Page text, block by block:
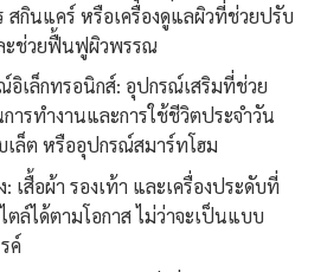
กินแคร์ หรือเครื่องดูแลผิวที่ช่วยปรับ
ะช่วยฟื้นฟูผิวพรรณ
อิเล็กทรอนิกส์: อุปกรณ์เสริมที่ช่วย
ารทำงานและการใช้ชีวิตประจำวัน
ล็ต หรืออุปกรณ์สมาร์ทโฮม
สื้อผ้า รองเท้า และเครื่องประดับที่
ล์ได้ตามโอกาส ไม่ว่าจะเป็นแบบ
ค์